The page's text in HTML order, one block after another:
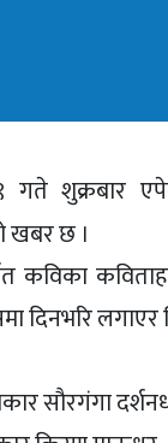
गते शुक्रबार
खबर छ ।
कविका
दिनभरि लगाएर
सौरगंगा